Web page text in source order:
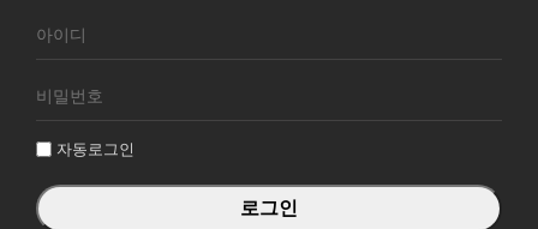
원
그
자동로그인